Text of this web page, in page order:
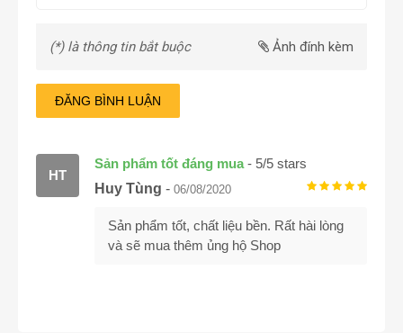
(*) là thông tin bắt buộc Ảnh đính kèm
ĐĂNG BÌNH LUẬN
Sản phẩm tốt đáng mua- 5/5 stars
HT
Huy Tùng - 06/08/2020
Sản phẩm tốt, chất liệu bền. Rất hài lòng
và sẽ mua thêm ủng hộ Shop